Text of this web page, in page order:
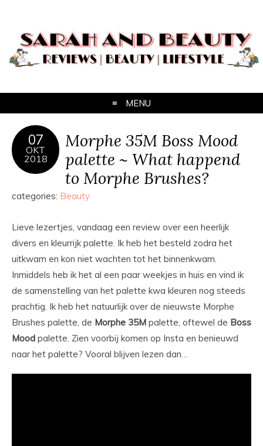
MENU
07
OKT
2018
Morphe 35M Boss Mood
palette ~ What happend
to Morphe Brushes?
categories: Beauty
Lieve lezertjes, vandaag een review over een heerlijk
divers en kleurrijk palette. Ik heb het besteld zodra het
uitkwam en kon niet wachten tot het binnenkwam.
Inmiddels heb ik het al een paar weekjes in huis en vind ik
de samenstelling van het palette kwa kleuren nog steeds
prachtig. Ik heb het natuurlijk over de nieuwste Morphe
Brushes palette, de Morphe 35M palette, oftewel de Boss
Mood palette. Zien voorbij komen op Insta en benieuwd
naar het palette? Vooral blijven lezen dan…